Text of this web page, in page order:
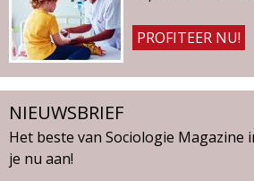
PROFITEER NU!
NIEUWSBRIEF
Het beste van Sociologie Magazine
je nu aan!